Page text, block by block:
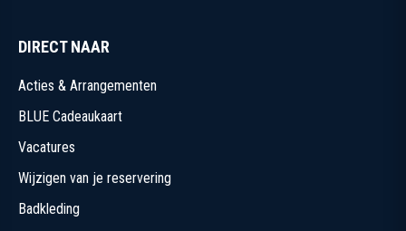
DIRECT NAAR
Acties & Arrangementen
BLUE Cadeaukaart
Vacatures
Wijzigen van je reservering
Badkleding